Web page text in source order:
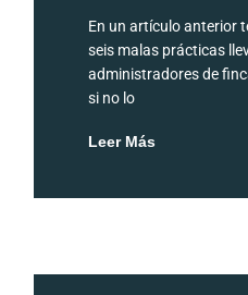
En un artículo anterior
seis malas prácticas
administradores de
si no lo
Leer Más